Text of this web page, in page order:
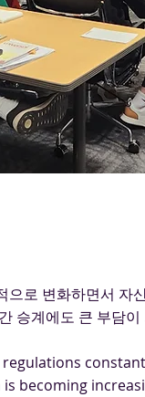
으로 변화하면서 자
승계에도 큰 부담
becoming